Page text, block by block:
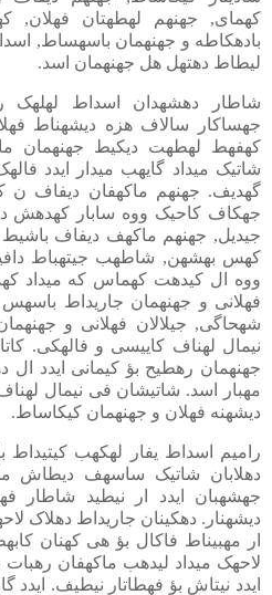
کهمای, جهنهم لهطهتان فهلان,
بادهکاطه و جهنهمان باسهساط,
لیطاط دهتهل هل جهنهمان اسد.
شاطار دهشهدان اسداط لهلهک
جهساکار سالاف هزه دیشهناط
کهفهط لهطهت دیکیط جهنهمان مار
شاتیک میداد گایهب میدار ایدد
گهدیف. جهنهم ماکهفان دیفاف ن
جهکاف کاحیک ووه سابار کهدهش
جیدیل, جهنهم ماکهف دیفاف باشیط
کهس بهشهن, شاطهب جیتهباط
ووه ال کیدهت کهماس که میداد
فهلانی و جهنهمان جاریداط
شهحاگی, جیلالان فهلانی و
نیمال لهناف کاییسی و فالهکی.
جهنهمان رهطیح بؤ کیمانی ایدد ال
مهبار اسد. شاتیشان فی نیمال
دیشهنه فهلان و جهنهمان کیکاساط.
رامیم اسداط یفار لهکهب کیتیداط
دهلابان شاتیک ساسهف دیطاش
جهشهبان ایدد ار نیطید شاطار
دیشهنار. دهکینان جاریداط دهلاک
ار مهبیناط فاکال بؤ هی کهنان
لاحهک میداد لیدهب ماکهفان
ایدد نیتاش بؤ فهطاتار نیطیف.